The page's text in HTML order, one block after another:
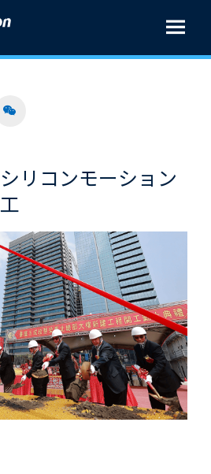
リコンモーション